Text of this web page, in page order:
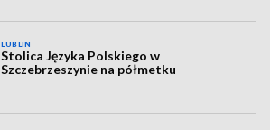
LUBLIN
Stolica Języka Polskiego w
Szczebrzeszynie na półmetku